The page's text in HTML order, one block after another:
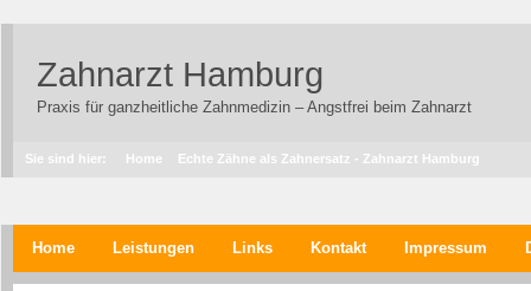
Zahnarzt Hamburg
Praxis für ganzheitliche Zahnmedizin – Angstfrei beim Zahnarzt
Sie sind hier: Home Echte Zähne als Zahnersatz - Zahnarzt Hamburg
Home Leistungen Links Kontakt Impressum